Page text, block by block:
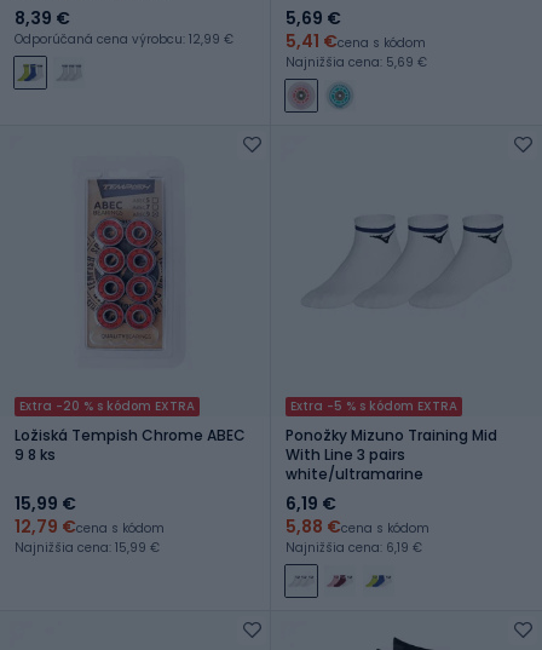
8,39 €
Odporúčaná cena výrobcu: 12,99 €
5,69 €
5,41 €cena s kódom
Najnižšia cena: 5,69 €
Extra -20 % s kódom EXTRA
Ložiská Tempish Chrome ABEC
9 8 ks
15,99 €
12,79 €cena s kódom
Najnižšia cena: 15,99 €
Extra -5 % s kódom EXTRA
Ponožky Mizuno Training Mid
With Line 3 pairs
white/ultramarine
6,19 €
5,88 €cena s kódom
Najnižšia cena: 6,19 €